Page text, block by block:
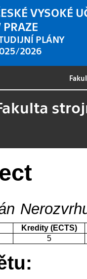
VYSOKÉ
PRAZE
PLÁNY
2026
Kredity (ECTS)
5